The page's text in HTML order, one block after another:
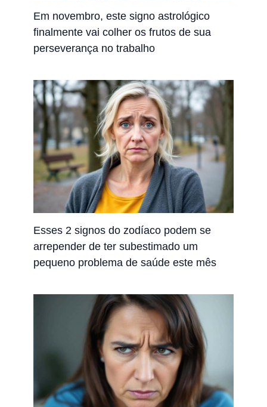
Em novembro, este signo astrológico
finalmente vai colher os frutos de sua
perseverança no trabalho
Esses 2 signos do zodíaco podem se
arrepender de ter subestimado um
pequeno problema de saúde este mês